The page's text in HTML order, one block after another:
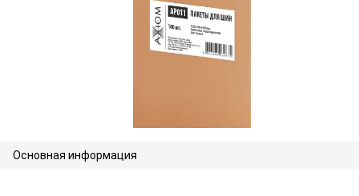
Основная информация